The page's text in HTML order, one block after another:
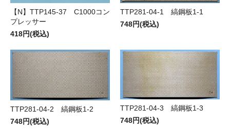
【N】TTP145-37 C1000コン
プレッサー
418円(税込)
TTP281-04-1 縞鋼板1-1
748円(税込)
TTP281-04-2 縞鋼板1-2
748円(税込)
TTP281-04-3 縞鋼板1-3
748円(税込)